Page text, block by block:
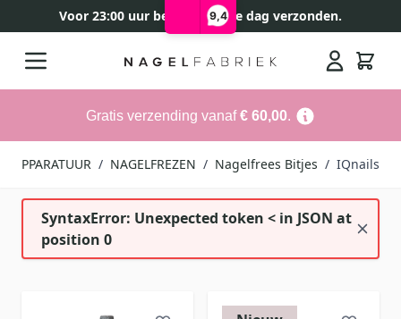
9,4
Voor 23:00 uur besteld, zelfde dag verzonden.
Gratis verzending vanaf€ 60,00.
APPARATUUR / NAGELFREZEN / Nagelfrees Bitjes / IQnails
SyntaxError: Unexpected token < in JSON at
position 0